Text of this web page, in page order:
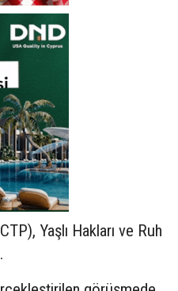
Yaşlı Hakları ve Ruh